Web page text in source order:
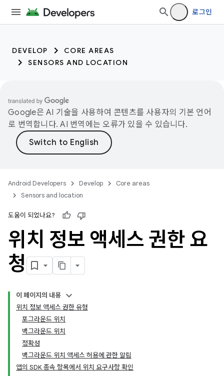
로그인
DEVELOP
CORE AREAS
SENSORS AND LOCATION
Google은 AI 기술을 사용하여 콘텐츠를 사용자의 기본 언어
로 번역합니다. AI 번역에는 오류가 있을 수 있습니다.
Android Developers Develop
Core areas
Sensors and location
도움이 되었나요?
위치 정보 액세스 권한 요
청
이 페이지의 내용
위치 정보 액세스 권한 유형
포그라운드 위치
백그라운드 위치
정확성
백그라운드 위치 액세스 허용에 관한 알림
앱의 SDK 종속 항목에서 위치 요구사항 확인